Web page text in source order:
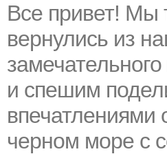
Все привет! Мы
вернулись из
и спешим
впечатлениями
черном море с